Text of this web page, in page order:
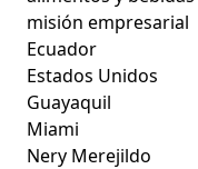
misión empresarial
Ecuador
Estados Unidos
Guayaquil
Miami
Nery Merejildo